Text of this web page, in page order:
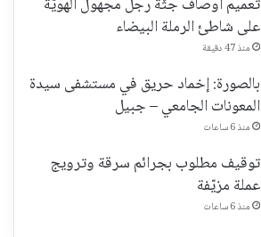
على شاطئ الرملة البيضاء
منذ 47 دقيقة
بالصورة: إخماد حريق في مستشفى سيدة
المعونات الجامعي – جبيل
منذ 6 ساعات
توقيف مطلوب بجرائم سرقة وترويج
عملة مزيّفة
منذ 6 ساعات